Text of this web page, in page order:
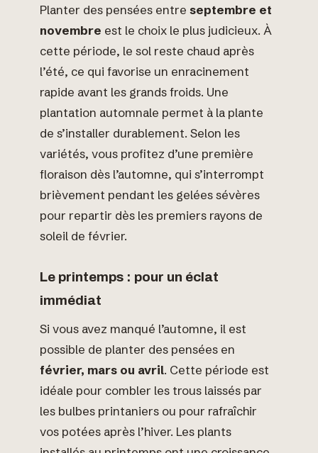
Planter des pensées entre septembre et
novembre est le choix le plus judicieux. À
cette période, le sol reste chaud après
l’été, ce qui favorise un enracinement
rapide avant les grands froids. Une
plantation automnale permet à la plante
de s’installer durablement. Selon les
variétés, vous profitez d’une première
floraison dès l’automne, qui s’interrompt
brièvement pendant les gelées sévères
pour repartir dès les premiers rayons de
soleil de février.
Le printemps : pour un éclat
immédiat
Si vous avez manqué l’automne, il est
possible de planter des pensées en
février, mars ou avril. Cette période est
idéale pour combler les trous laissés par
les bulbes printaniers ou pour rafraîchir
vos potées après l’hiver. Les plants